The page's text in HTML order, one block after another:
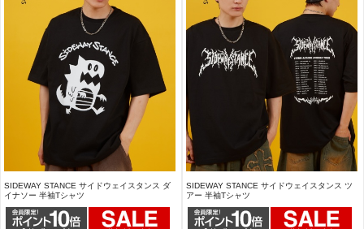
SIDEWAY STANCE サイドウェイスタンス ダ
イナソー 半袖Tシャツ
SIDEWAY STANCE サイドウェイスタンス ツ
アー 半袖Tシャツ